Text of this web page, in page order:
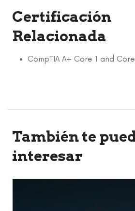
Certificación
Relacionada
CompTIA A+ Core 1 and
También te
interesar